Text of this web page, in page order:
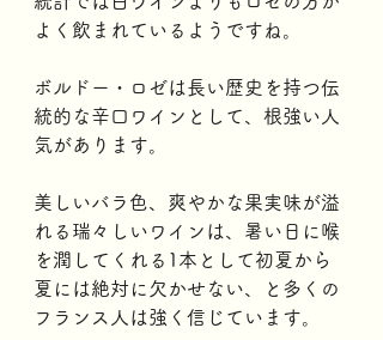
よく飲まれているようですね。
ボルドー・ロゼは長い歴史を持つ伝
統的な辛口ワインとして、根強い人
気があります。
美しいバラ色、爽やかな果実味が溢
れる瑞々しいワインは、暑い日に喉
を潤してくれる1本として初夏から
夏には絶対に欠かせない、と多くの
フランス人は強く信じています。